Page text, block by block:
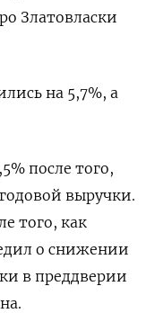
Златовласки
на 5,7%, а
после того,
выручки.
того, как
о снижении
в преддверии